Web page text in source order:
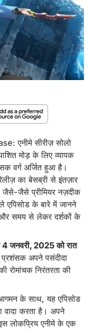
एनीमे सीरीज़ सोलो
मोड़ के लिए व्यापक
वर्ग अर्जित हुआ है।
का बेसब्री से इंतज़ार
जैसे-जैसे प्रीमियर नज़दीक
एपिसोड के बारे में जानने
समय से लेकर दर्शकों के
4 जनवरी, 2025 को रात
प्रशंसक अपने पसंदीदा
रोमांचक निरंतरता की
के साथ, यह एपिसोड
वादा करता है। अपने
लोकप्रिय एनीमे के एक